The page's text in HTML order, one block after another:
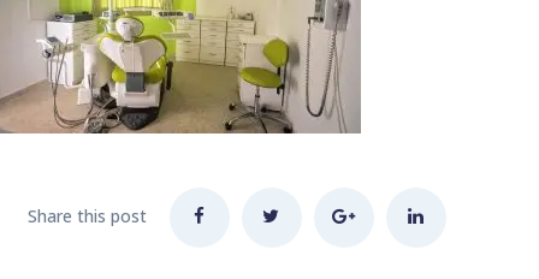
Share this post